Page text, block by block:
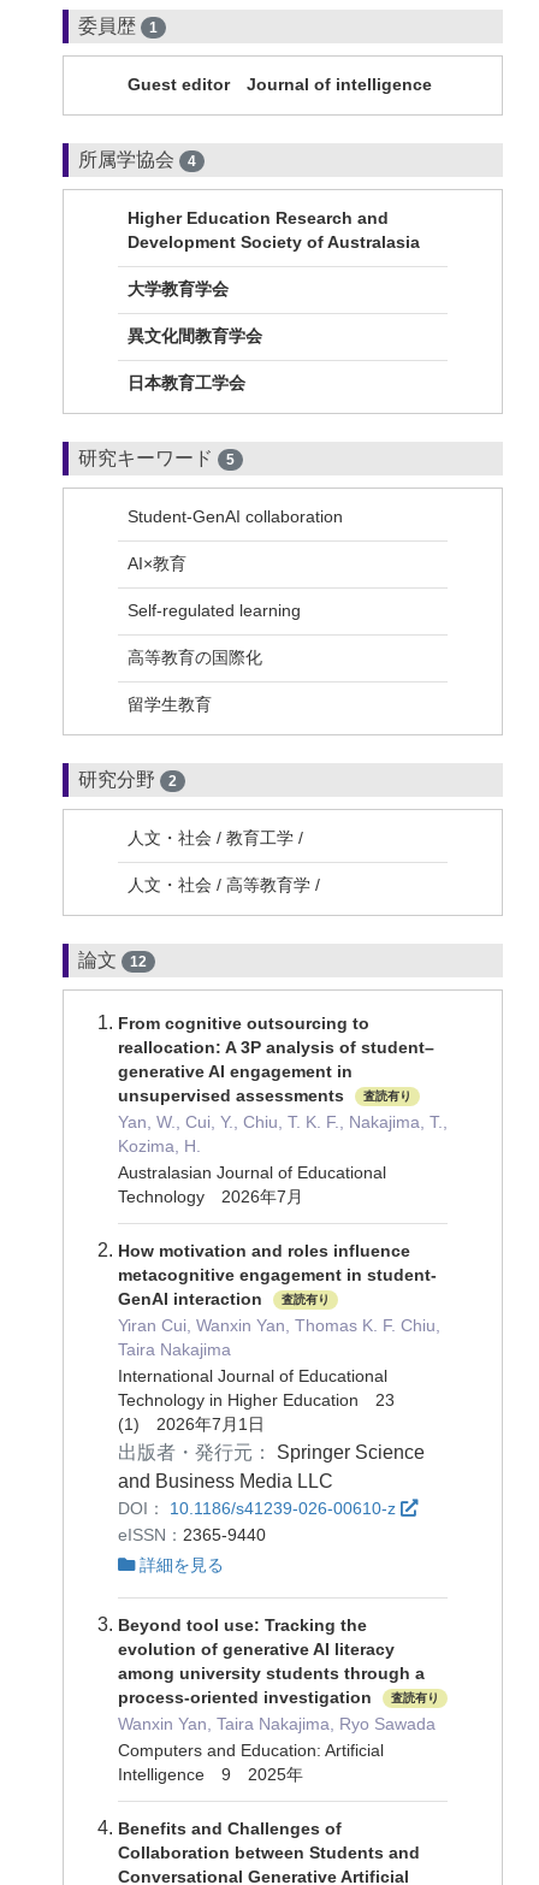
委員歴 1
Guest editor Journal of intelligence
所属学協会 4
Higher Education Research and
Development Society of Australasia
大学教育学会
異文化間教育学会
日本教育工学会
研究キーワード 5
Student-GenAI collaboration
AI×教育
Self-regulated learning
高等教育の国際化
留学生教育
研究分野 2
人文・社会 / 教育工学 /
人文・社会 / 高等教育学 /
論文 12
From cognitive outsourcing to
reallocation: A 3P analysis of student–
generative AI engagement in
unsupervised assessments
査読有り
Yan, W., Cui, Y., Chiu, T. K. F., Nakajima, T.,
Kozima, H.
Australasian Journal of Educational
Technology 2026年7月
How motivation and roles influence
metacognitive engagement in student-
GenAI interaction
査読有り
Yiran Cui, Wanxin Yan, Thomas K. F. Chiu,
Taira Nakajima
International Journal of Educational
Technology in Higher Education 23
(1) 2026年7月1日
出版者・発行元：
Springer Science
and Business Media LLC
DOI：
10.1186/s41239-026-00610-z
eISSN： 2365-9440
詳細を見る
Beyond tool use: Tracking the
evolution of generative AI literacy
among university students through a
process-oriented investigation
査読有り
Wanxin Yan, Taira Nakajima, Ryo Sawada
Computers and Education: Artificial
Intelligence 9 2025年
Benefits and Challenges of
Collaboration between Students and
Conversational Generative Artificial